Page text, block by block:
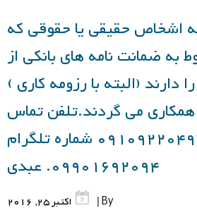
اشخاص حقیقی یا حقوقی که
به ضمانت نامه های بانکی از
(البته با رزومه کاری )
می گردند.تلفن تماس
09109220497 شماره تلگرام
09901692094. عبدی
By |
اکتبر 25, 2016